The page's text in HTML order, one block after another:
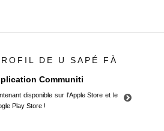
DE U SAPÉ FÀ
Communiti
disponible sur l'Apple Store et le
Play Store !